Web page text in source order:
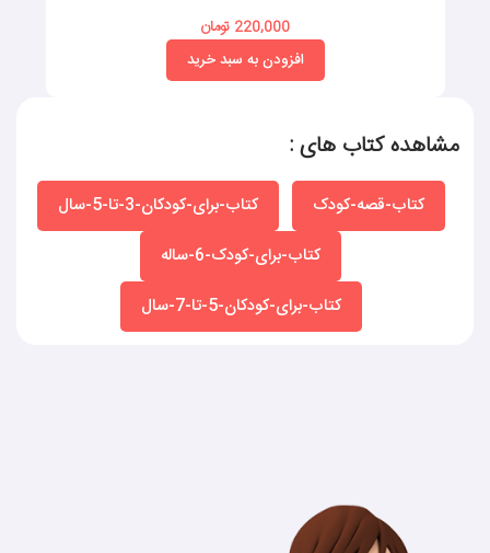
220,000 تومان
افزودن به سبد خرید
مشاهده کتاب های :
کتاب-قصه-کودک
کتاب-برای-کودکان-3-تا-5-سال
کتاب-برای-کودک-6-ساله
کتاب-برای-کودکان-5-تا-7-سال